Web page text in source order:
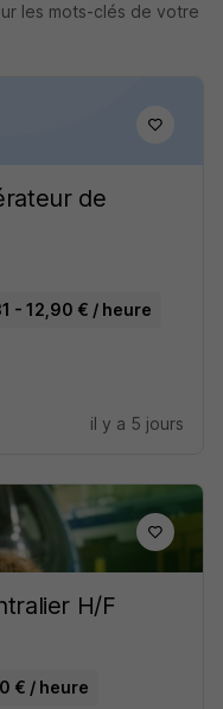
les mots-clés de votre
de
- 12,90 € / heure
il y a 5 jours
H/F
€ / heure